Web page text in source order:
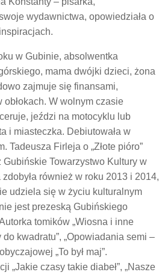
wydawnictwa, opowiedziała o
w Gubinie, absolwentka
mama dwójki dzieci, żona
zajmuje się finansami,
W wolnym czasie
jeździ na motocyklu lub
i miasteczka. Debiutowała w
Tadeusza Firleja o „Złote pióro”
Towarzystwo Kultury w
zdobyła również w roku 2013 i 2014,
udziela się w życiu kulturalnym
jest prezeską Gubińskiego
tomików „Wiosna i inne
do kwadratu”, „Opowiadania semi –
„To był maj”.
„Jakie czasy takie diabeł”, „Nasze